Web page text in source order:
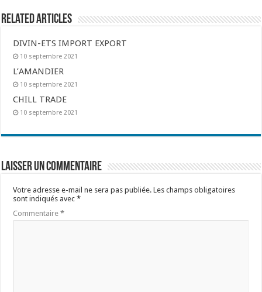
Related Articles
DIVIN-ETS IMPORT EXPORT
10 septembre 2021
L’AMANDIER
10 septembre 2021
CHILL TRADE
10 septembre 2021
Laisser un commentaire
Votre adresse e-mail ne sera pas publiée. Les champs obligatoires
sont indiqués avec*
Commentaire*